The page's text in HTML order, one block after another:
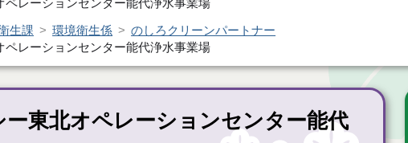
生課 環境衛生係
のしろクリーンパートナー
レーションセンター能代浄水事業場
東北オペレーションセンター能代